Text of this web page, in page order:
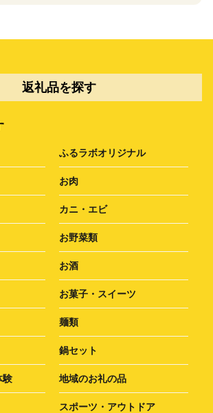
返礼品を探す
ふるラボオリジナル
お肉
カニ・エビ
お野菜類
お酒
お菓子・スイーツ
麺類
鍋セット
験 地域のお礼の品
スポーツ・アウトドア